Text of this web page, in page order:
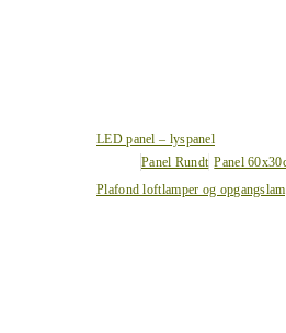
LED panel – lyspanel
Panel Rundt Panel
Plafond loftlamper og